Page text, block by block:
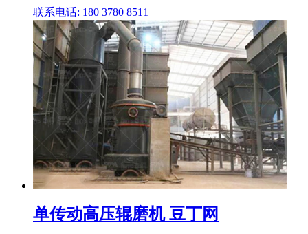
联系电话: 180 3780 8511
单传动高压辊磨机 豆丁网